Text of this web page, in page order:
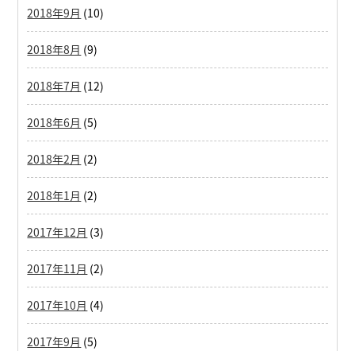
2018年9月 (10)
2018年8月 (9)
2018年7月 (12)
2018年6月 (5)
2018年2月 (2)
2018年1月 (2)
2017年12月 (3)
2017年11月 (2)
2017年10月 (4)
2017年9月 (5)